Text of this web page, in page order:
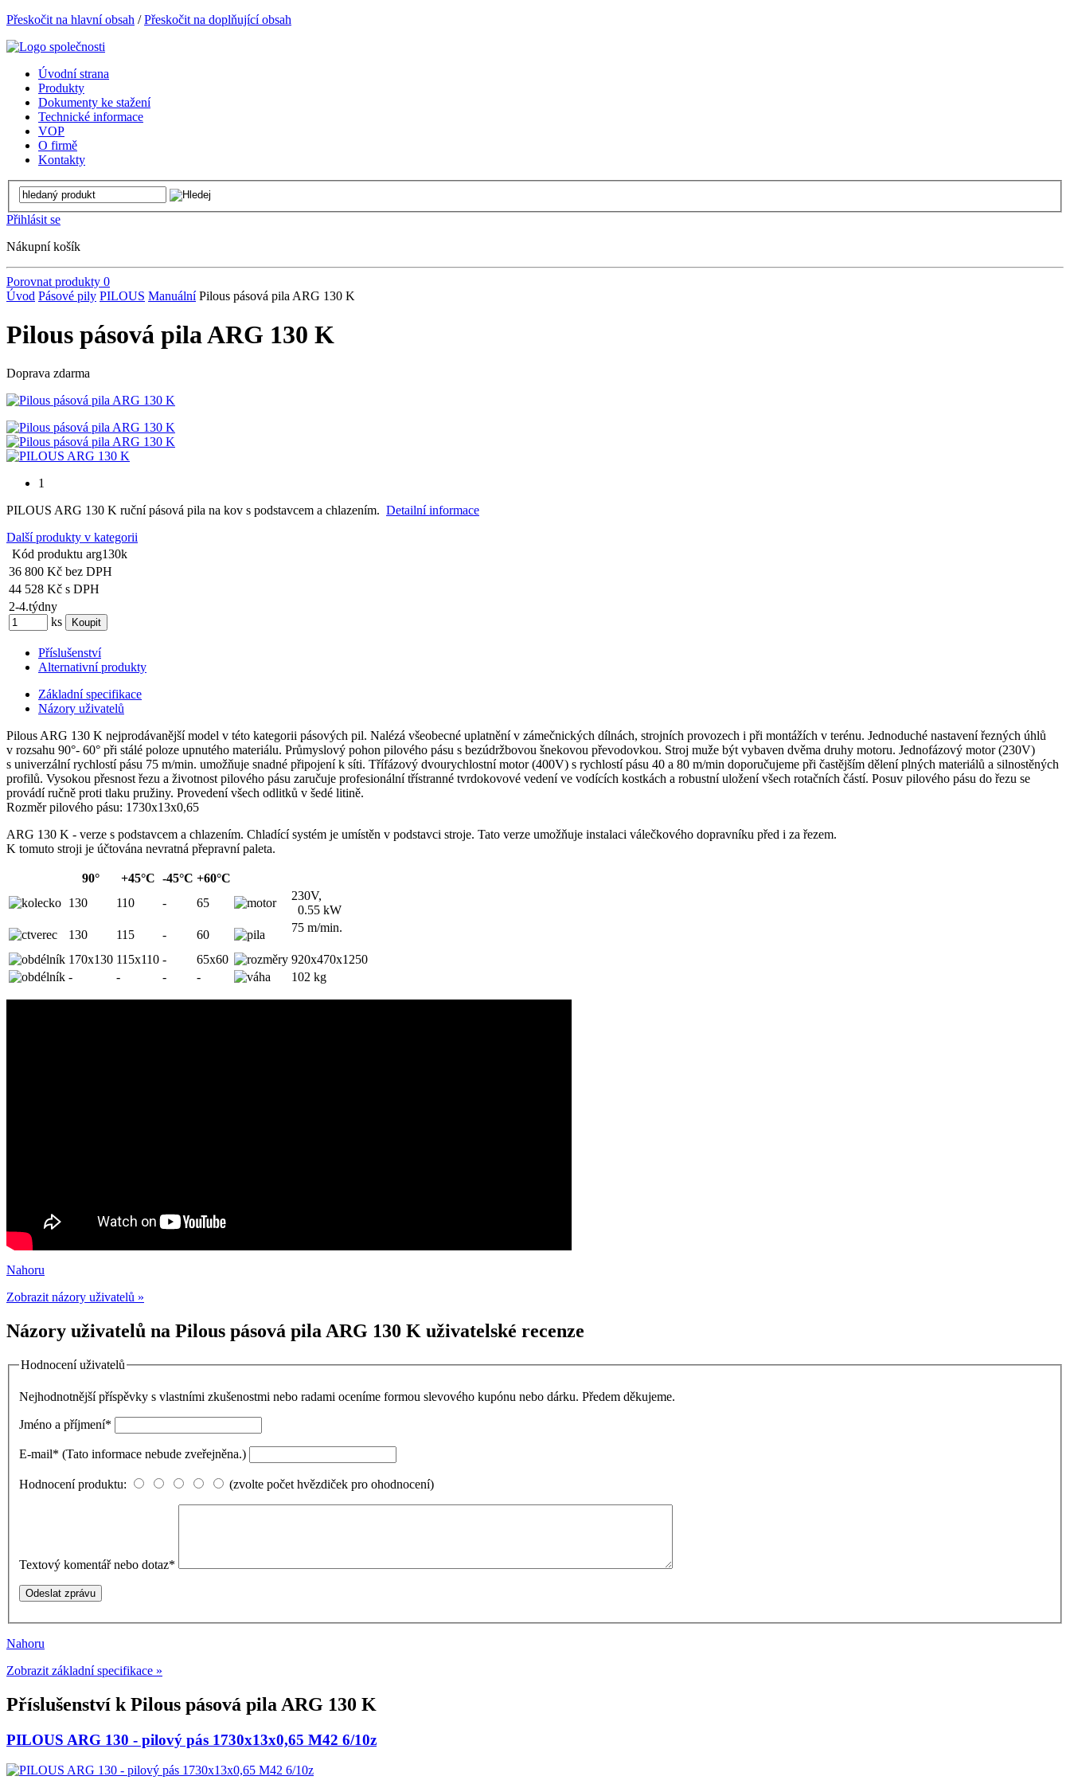
Přeskočit na hlavní obsah /Přeskočit na doplňující obsah
Úvodní strana
Produkty
Dokumenty ke stažení
Technické informace
VOP
O firmě
Kontakty
Přihlásit se
Nákupní košík
Porovnat produkty 0
Úvod Pásové pily PILOUS Manuální Pilous pásová pila ARG 130 K
Pilous pásová pila ARG 130 K
Doprava zdarma
1
PILOUS ARG 130 K ruční pásová pila na kov s podstavcem a chlazením. Detailní informace
Další produkty v kategorii
Kód produktu arg130k
36 800 Kč bez DPH
44 528 Kč s DPH
2-4.týdny
ks
Příslušenství
Alternativní produkty
Základní specifikace
Názory uživatelů
Pilous ARG 130 K nejprodávanější model v této kategorii pásových pil. Nalézá všeobecné uplatnění v zámečnických dílnách, strojních provozech i při montážích v terénu. Jednoduché nastavení řezných úhlů
v rozsahu 90°- 60° při stálé poloze upnutého materiálu. Průmyslový pohon pilového pásu s bezúdržbovou šnekovou převodovkou. Stroj muže být vybaven dvěma druhy motoru. Jednofázový motor (230V)
s univerzální rychlostí pásu 75 m/min. umožňuje snadné připojení k síti. Třífázový dvourychlostní motor (400V) s rychlostí pásu 40 a 80 m/min doporučujeme při častějším dělení plných materiálů a silnostěných
profilů. Vysokou přesnost řezu a životnost pilového pásu zaručuje profesionální třístranné tvrdokovové vedení ve vodících kostkách a robustní uložení všech rotačních částí. Posuv pilového pásu do řezu se
provádí ručně proti tlaku pružiny. Provedení všech odlitků v šedé litině.
Rozměr pilového pásu: 1730x13x0,65
ARG 130 K - verze s podstavcem a chlazením. Chladící systém je umístěn v podstavci stroje. Tato verze umožňuje instalaci válečkového dopravníku před i za řezem.
K tomuto stroji je účtována nevratná přepravní paleta.
90° +45°C -45°C +60°C
130
110 - 65
230V,
0.55 kW
130
115 - 60
75 m/min.
170x130 115x110 - 65x60
920x470x1250
-
- - - 102 kg
Nahoru
Zobrazit názory uživatelů »
Názory uživatelů na Pilous pásová pila ARG 130 K uživatelské recenze
Hodnocení uživatelů
Nejhodnotnější příspěvky s vlastními zkušenostmi nebo radami oceníme formou slevového kupónu nebo dárku. Předem děkujeme.
Jméno a příjmení*
E-mail* (Tato informace nebude zveřejněna.)
Hodnocení produktu: (zvolte počet hvězdiček pro ohodnocení)
Textový komentář nebo dotaz*
Nahoru
Zobrazit základní specifikace »
Příslušenství k Pilous pásová pila ARG 130 K
PILOUS ARG 130 - pilový pás 1730x13x0,65 M42 6/10z